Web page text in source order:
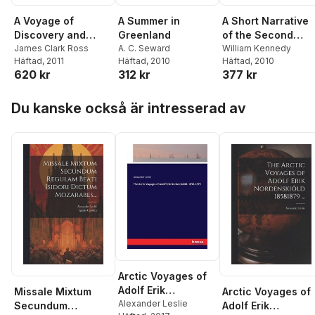
A Voyage of
Discovery and
Research in the
Southern and
Antarctic Regions,
1839-43
James Clark Ross
Häftad, 2011
620 kr
A Summer in
Greenland
A. C. Seward
Häftad, 2010
312 kr
A Short Narrative
of the Second
Voyage of the
Prince Albert, in
Search of Sir
William Kennedy
Häftad, 2010
377 kr
Du kanske också är intresserad av
Missale Mixtum
Secundum
Arctic Voyages of
Adolf Erik
Nordenskiöld.
Alexander Leslie
Arctic Voyages of
Adolf Erik